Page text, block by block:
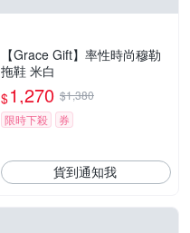
【Grace Gift】率性時尚穆勒
拖鞋 米白
$1,270 $1,380
限時下殺
券
貨到通知我